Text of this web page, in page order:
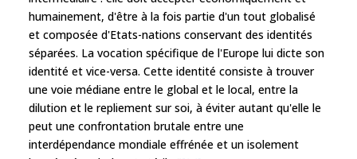
humainement, d'être à la fois partie d'un tout globalisé
et composée d'Etats-nations conservant des identités
séparées. La vocation spécifique de l'Europe lui dicte son
identité et vice-versa. Cette identité consiste à trouver
une voie médiane entre le global et le local, entre la
dilution et le repliement sur soi, à éviter autant qu'elle le
peut une confrontation brutale entre une
interdépendance mondiale effrénée et un isolement